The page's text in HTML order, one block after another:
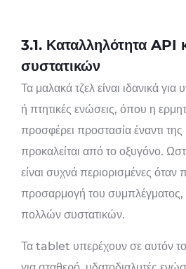
3.1. Καταλληλότητα API
συστατικών
Τα μαλακά τζελ είναι ιδανικά
ή πτητικές ενώσεις, όπου η
προσφέρει προστασία έναντι
προκαλείται από το οξυγόνο.
είναι συχνά περιορισμένες όταν
προσαρμογή του
πολλών συστατικών.
Τα tablet υπερέχουν σε αυτόν